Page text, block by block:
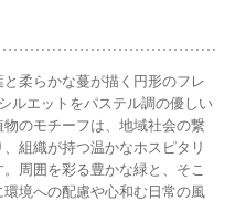
柔らかな蔓が描く円形のフレ
ルエットをパステル調の優しい
のモチーフは、地域社会の繋
組織が持つ温かなホスピタリ
周囲を彩る豊かな緑と、そこ
境への配慮や心和む日常の風